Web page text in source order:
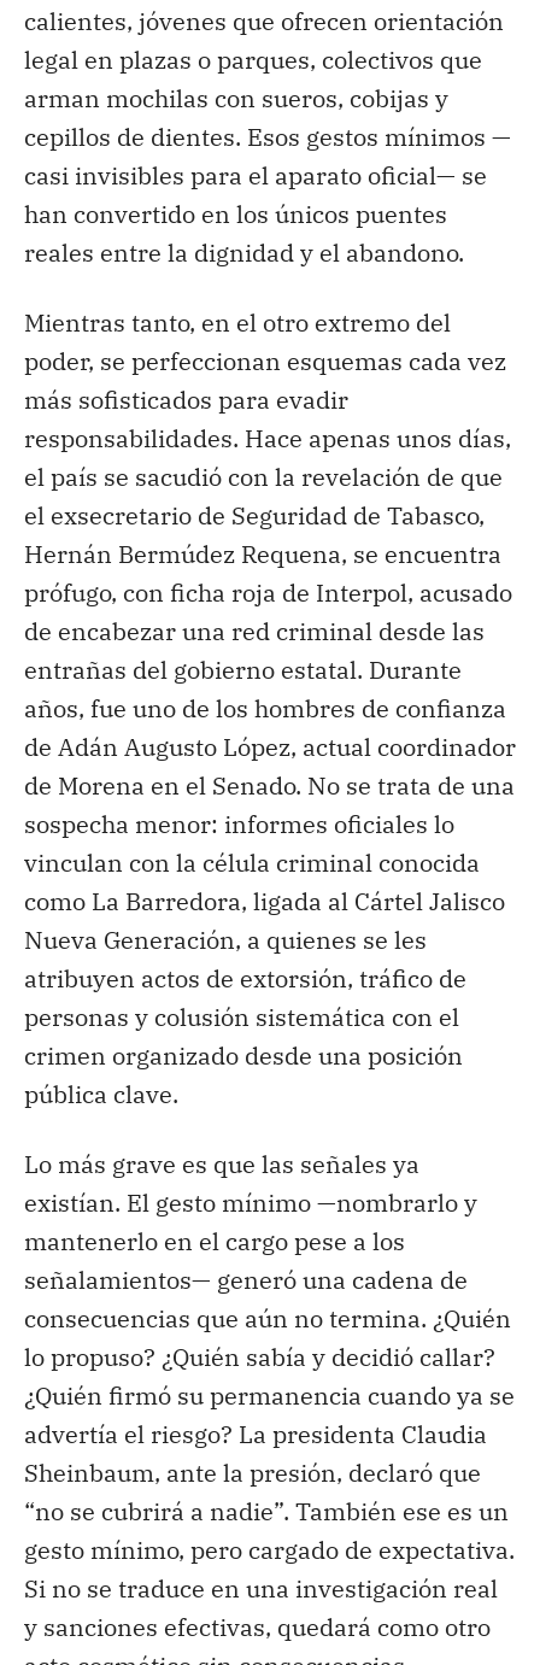
calientes, jóvenes que ofrecen orientación
legal en plazas o parques, colectivos que
arman mochilas con sueros, cobijas y
cepillos de dientes. Esos gestos mínimos —
casi invisibles para el aparato oficial— se
han convertido en los únicos puentes
reales entre la dignidad y el abandono.
Mientras tanto, en el otro extremo del
poder, se perfeccionan esquemas cada vez
más sofisticados para evadir
responsabilidades. Hace apenas unos días,
el país se sacudió con la revelación de que
el exsecretario de Seguridad de Tabasco,
Hernán Bermúdez Requena, se encuentra
prófugo, con ficha roja de Interpol, acusado
de encabezar una red criminal desde las
entrañas del gobierno estatal. Durante
años, fue uno de los hombres de confianza
de Adán Augusto López, actual coordinador
de Morena en el Senado. No se trata de una
sospecha menor: informes oficiales lo
vinculan con la célula criminal conocida
como La Barredora, ligada al Cártel Jalisco
Nueva Generación, a quienes se les
atribuyen actos de extorsión, tráfico de
personas y colusión sistemática con el
crimen organizado desde una posición
pública clave.
Lo más grave es que las señales ya
existían. El gesto mínimo —nombrarlo y
mantenerlo en el cargo pese a los
señalamientos— generó una cadena de
consecuencias que aún no termina. ¿Quién
lo propuso? ¿Quién sabía y decidió callar?
¿Quién firmó su permanencia cuando ya se
advertía el riesgo? La presidenta Claudia
Sheinbaum, ante la presión, declaró que
“no se cubrirá a nadie”. También ese es un
gesto mínimo, pero cargado de expectativa.
Si no se traduce en una investigación real
y sanciones efectivas, quedará como otro